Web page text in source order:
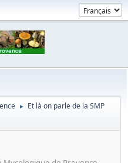
► Et là on parle de la SMP